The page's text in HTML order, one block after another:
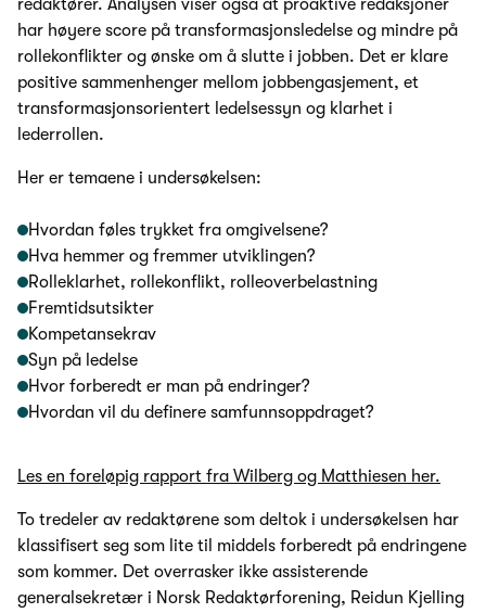
redaktører. Analysen viser også at proaktive redaksjoner
har høyere score på transformasjonsledelse og mindre på
rollekonflikter og ønske om å slutte i jobben. Det er klare
positive sammenhenger mellom jobbengasjement, et
transformasjonsorientert ledelsessyn og klarhet i
lederrollen.
Her er temaene i undersøkelsen:
Hvordan føles trykket fra omgivelsene?
Hva hemmer og fremmer utviklingen?
Rolleklarhet, rollekonflikt, rolleoverbelastning
Fremtidsutsikter
Kompetansekrav
Syn på ledelse
Hvor forberedt er man på endringer?
Hvordan vil du definere samfunnsoppdraget?
Les en foreløpig rapport fra Wilberg og Matthiesen her.
To tredeler av redaktørene som deltok i undersøkelsen har
klassifisert seg som lite til middels forberedt på endringene
som kommer. Det overrasker ikke assisterende
generalsekretær i Norsk Redaktørforening, Reidun Kjelling